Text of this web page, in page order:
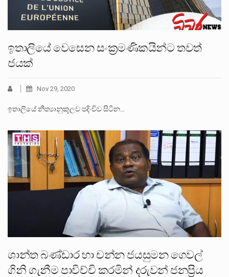
ඉතාලියේ වෙසෙන සංක‍්‍රමණිකයින්ට තවත්
ජයක්
Nov 29, 2020
ඉතාලියේ නීත්‍යානුකූලව පදිංචිව සිටින…
ශාන්ත බණ්ඩාර හා චන්න ජයසුමන ගෙවල්
ගිනි ගැනීම පාවිච්චි කරමින් දරුවන් ජනප්‍රිය